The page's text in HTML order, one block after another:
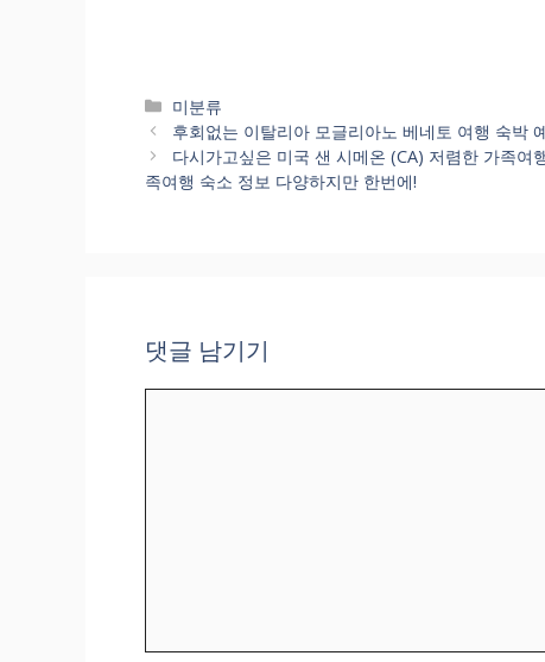
카
테
고
리
미분류
후회없는 이탈리아 모글리아노 베네토 여행 숙박
다시가고싶은 미국 샌 시메온 (CA) 저렴한 가족
족여행 숙소 정보 다양하지만 한번에!
댓글 남기기